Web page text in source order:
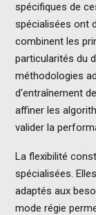
spécifiques de
spécialisées ont
combinent les
particularités du
méthodologies
d'entraînement
affiner les
valider la
La flexibilité
spécialisées.
adaptés aux
mode régie